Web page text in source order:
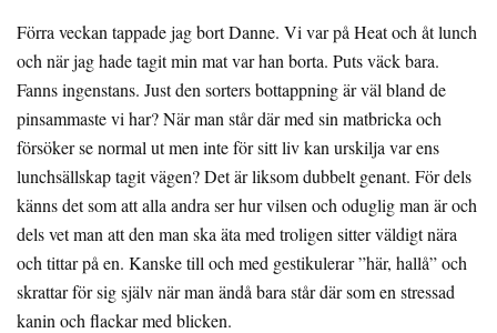
Förra veckan tappade jag bort Danne. Vi var på Heat och åt lunch
och när jag hade tagit min mat var han borta. Puts väck bara.
Fanns ingenstans. Just den sorters bottappning är väl bland de
pinsammaste vi har? När man står där med sin matbricka och
försöker se normal ut men inte för sitt liv kan urskilja var ens
lunchsällskap tagit vägen? Det är liksom dubbelt genant. För dels
känns det som att alla andra ser hur vilsen och oduglig man är och
dels vet man att den man ska äta med troligen sitter väldigt nära
och tittar på en. Kanske till och med gestikulerar ”här, hallå” och
skrattar för sig själv när man ändå bara står där som en stressad
kanin och flackar med blicken.